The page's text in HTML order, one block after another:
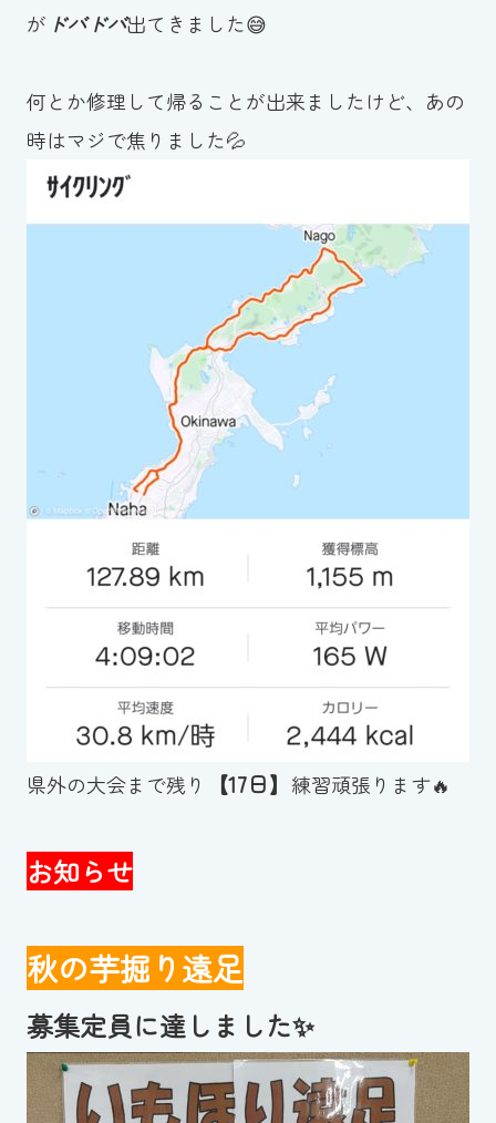
が ドバドバ出てきました😅
何とか修理して帰ることが出来ましたけど、あの
時はマジで焦りました💦
県外の大会まで残り 【17日】 練習頑張ります🔥
お知らせ
秋の芋掘り遠足
募集定員に達しました✨